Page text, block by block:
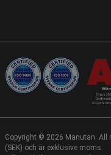
Copyright © 2026 Manutan. All
(SEK) och är exklusive moms.